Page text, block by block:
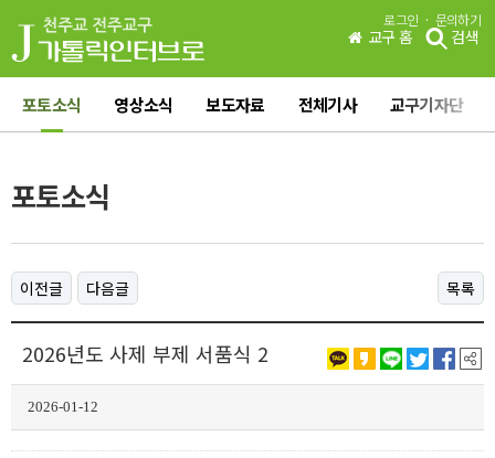
로그인 · 문의하기
교구 홈 검색
포토소식 영상소식 보도자료 전체기사 교구기자단
포토소식
이전글 다음글 목록
2026년도 사제 부제 서품식 2
2026-01-12